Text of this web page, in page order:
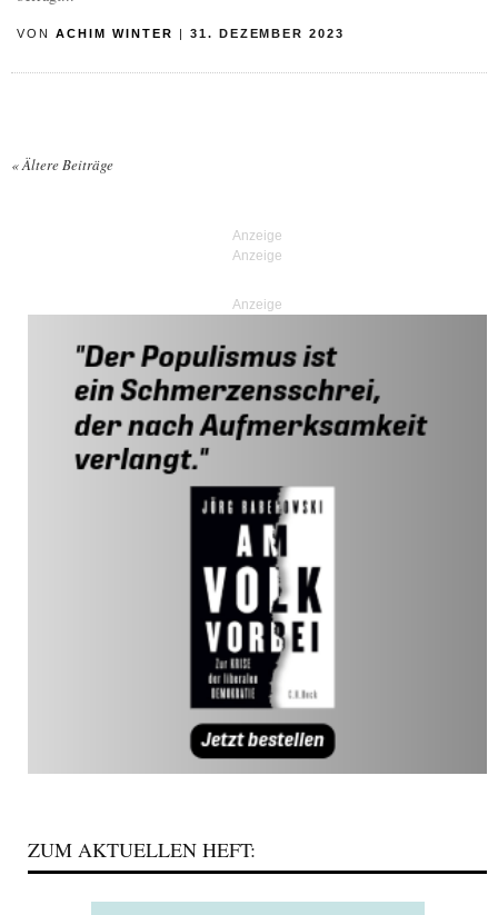
VON ACHIM WINTER | 31. DEZEMBER 2023
«Ältere Beiträge
Anzeige
ZUM AKTUELLEN HEFT: